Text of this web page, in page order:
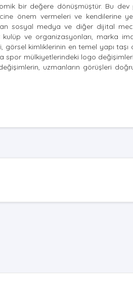
bir değere dönüşmüştür. Bu
önem vermeleri ve kendilerine
sosyal medya ve diğer dijital
ve organizasyonları, marka
kimliklerinin en temel yapı taşı
spor mülkiyetlerindeki logo
uzmanların görüşleri